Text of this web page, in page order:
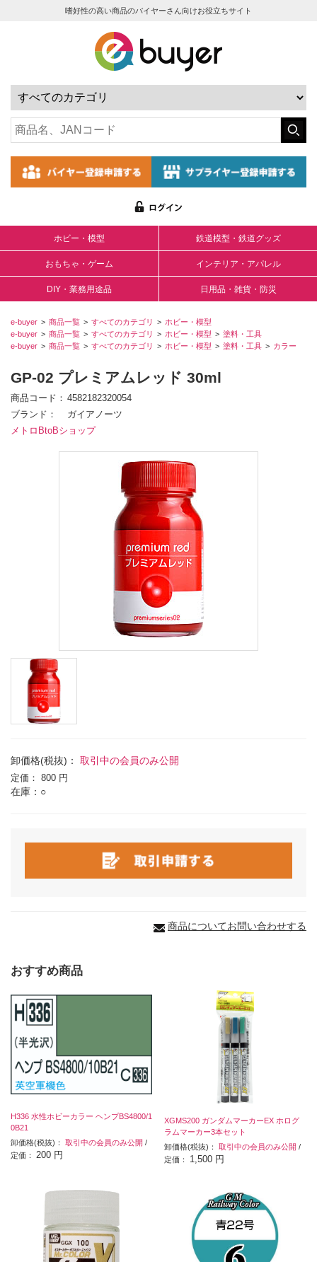
嗜好性の高い商品のバイヤーさん向けお役立ちサイト
ホビー・模型 鉄道模型・鉄道グッズ
おもちゃ・ゲーム インテリア・アパレル
DIY・業務用途品 日用品・雑貨・防災
e-buyer 商品一覧 すべてのカテゴリ
ホビー・模型
e-buyer
商品一覧 すべてのカテゴリ ホビー・模型
塗料・工具
e-buyer
商品一覧 すべてのカテゴリ ホビー・模型 塗料・工具 カラー
GP-02 プレミアムレッド 30ml
商品コード
4582182320054
ブランド
ガイアノーツ
メトロBtoBショップ
卸価格(税抜)： 取引中の会員のみ公開
定価： 800 円
在庫：○
商品についてお問い合わせする
おすすめ商品
H336 水性ホビーカラー ヘンプBS4800/1
0B21
卸価格(税抜)： 取引中の会員のみ公開 /
定価： 200 円
XGMS200 ガンダムマーカーEX ホログ
ラムマーカー3本セット
卸価格(税抜)：取引中の会員のみ公開 /
定価： 1,500 円